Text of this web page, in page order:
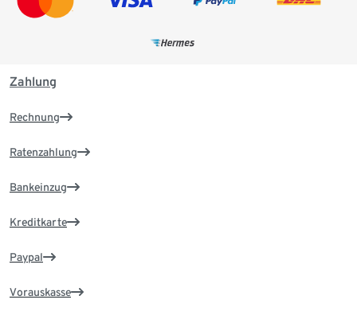
Zahlung
Rechnung
Ratenzahlung
Bankeinzug
Kreditkarte
Paypal
Vorauskasse